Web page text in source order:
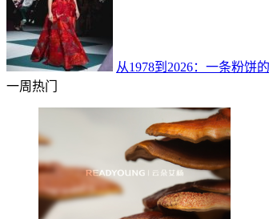
从1978到2026：一条粉饼
一周热门